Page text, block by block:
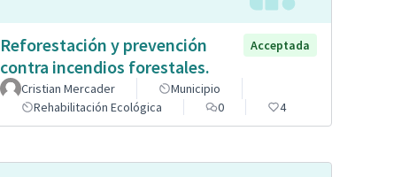
Reforestación y prevención
contra incendios forestales.
Acceptada
Cristian Mercader
Municipio
Rehabilitación Ecológica
0 4